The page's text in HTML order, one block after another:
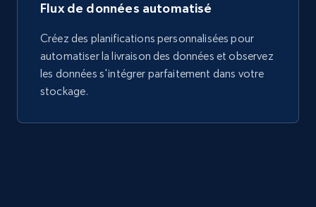
Flux de données automatisé
Créez des planifications personnalisées pour
automatiser la livraison des données et observez
les données s'intégrer parfaitement dans votre
stockage.